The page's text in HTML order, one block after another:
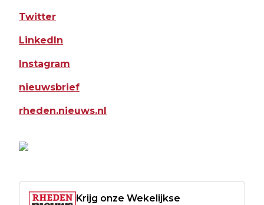
Twitter
LinkedIn
Instagram
nieuwsbrief
rheden.nieuws.nl
Krijg onze Wekelijkse